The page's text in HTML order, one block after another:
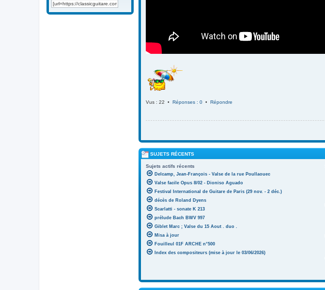
Vus : 22 • Réponses : 0 • Répondre
SUJETS RÉCENTS
Sujets actifs récents
Delcamp, Jean-François - Valse de la rue Poullaouec
Valse facile Opus 8/02 - Dioniso Aguado
Festival International de Guitare de Paris (29 nov. - 2 déc.)
décès de Roland Dyens
Scarlatti - sonate K 213
prélude Bach BWV 997
Giblet Marc ; Valse du 15 Aout . duo .
Misa à jour
Fouilleul 01F ARCHE n°500
Index des compositeurs (mise à jour le 03/06/2026)